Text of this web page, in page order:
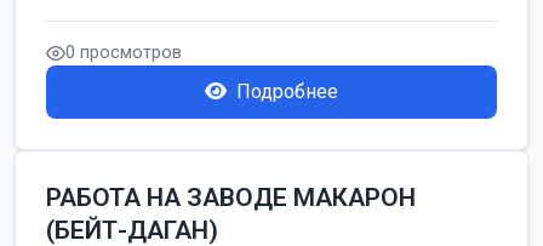
0 просмотров
Подробнее
РАБОТА НА ЗАВОДЕ МАКАРОН
(БЕЙТ-ДАГАН)